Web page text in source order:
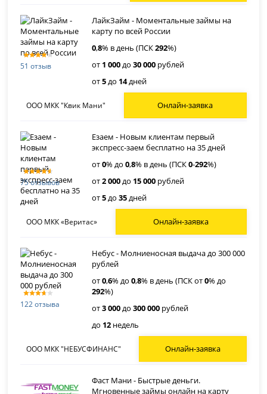
51 отзыв
ЛайкЗайм - Моментальные займы на
карту по всей России
0,8% в день (ПСК292%)
от 1 000до30 000 рублей
от5до 14дней
ООО МКК "Квик Мани" Онлайн-заявка
75 отзывов
Езаем - Новым клиентам первый
экспресс-заем бесплатно на 35 дней
от0% до0,8% в день (ПСК0-292%)
от2 000до 15 000 рублей
от5до35дней
ООО МКК «Веритас» Онлайн-заявка
122 отзыва
Небус - Молниеносная выдача до 300 000
рублей
от0,6% до0,8% в день (ПСК от0% до
292%)
от3 000до300 000 рублей
до 12 недель
ООО МКК "НЕБУСФИНАНС" Онлайн-заявка
Фаст Мани - Быстрые деньги.
Мгновенные займы онлайн на карту